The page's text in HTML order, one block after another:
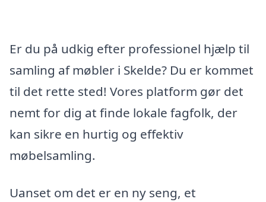
Er du på udkig efter professionel hjælp til
samling af møbler i Skelde? Du er kommet
til det rette sted! Vores platform gør det
nemt for dig at finde lokale fagfolk, der
kan sikre en hurtig og effektiv
møbelsamling.
Uanset om det er en ny seng, et